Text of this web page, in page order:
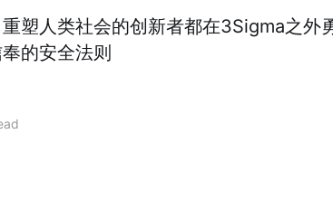
塑人类社会的创新者都在3Sigma之外
的安全法则